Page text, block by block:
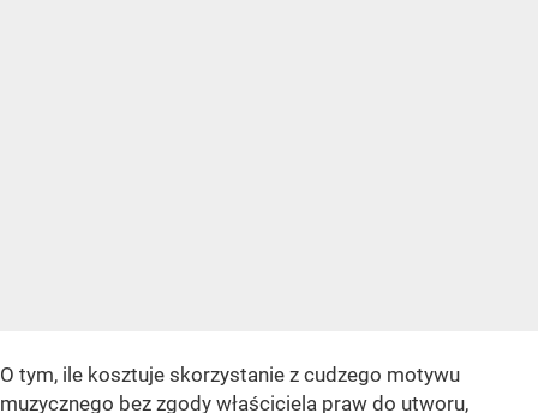
O tym, ile kosztuje skorzystanie z cudzego motywu
muzycznego bez zgody właściciela praw do utworu,